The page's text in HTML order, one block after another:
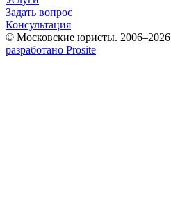
Задать вопрос
Консультация
© Московские юристы. 2006–2026
разработано Prosite